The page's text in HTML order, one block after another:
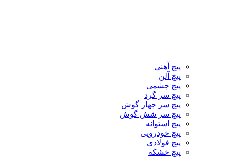
پیچ آهنی
پیچ آلن
پیچ چشمی
پیچ سر گرد
پیچ سر چهار گوش
پیچ سر شش گوش
پیچ استوانه
پیچ خودرویی
پیچ فولادی
پیچ خشکه